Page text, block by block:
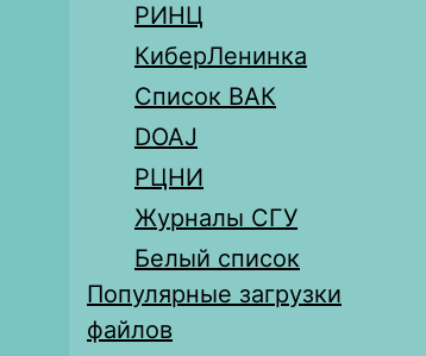
РИНЦ
КиберЛенинка
Список ВАК
DOAJ
РЦНИ
Журналы СГУ
Белый список
Популярные загрузки
файлов